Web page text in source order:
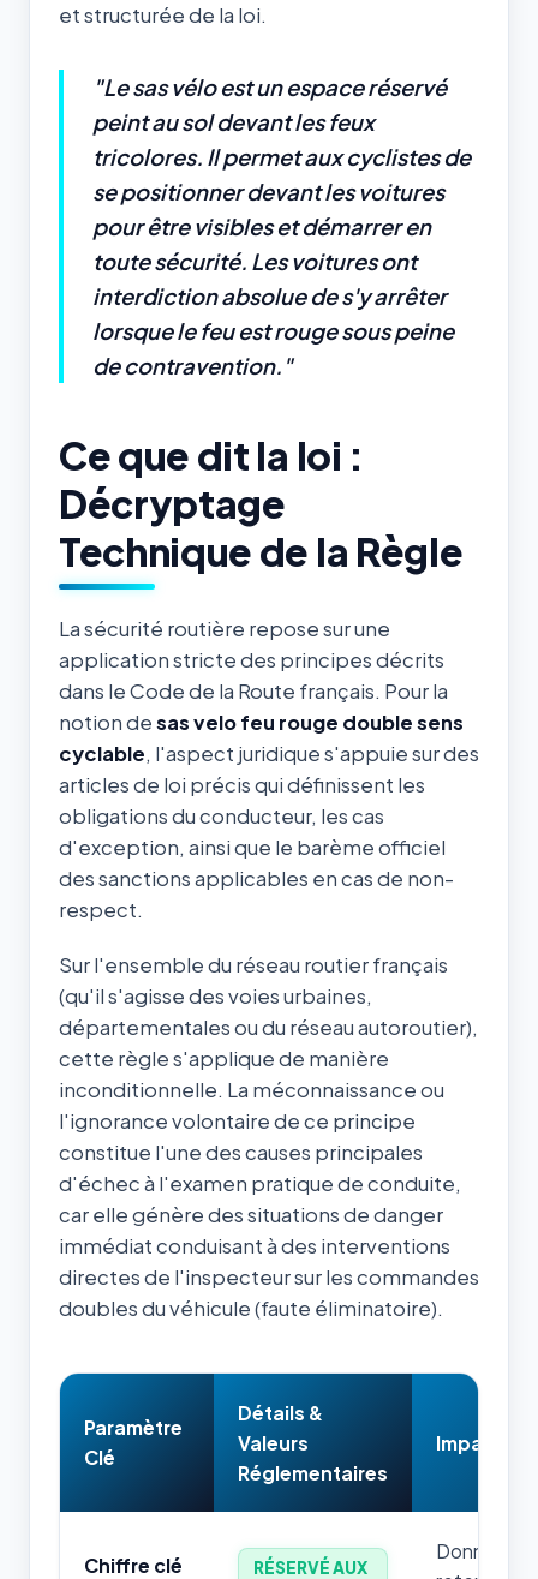
et structurée de la loi.
"Le sas vélo est un espace réservé
peint au sol devant les feux
tricolores. Il permet aux cyclistes de
se positionner devant les voitures
pour être visibles et démarrer en
toute sécurité. Les voitures ont
interdiction absolue de s'y arrêter
lorsque le feu est rouge sous peine
de contravention."
Ce que dit la loi :
Décryptage
Technique de la Règle
La sécurité routière repose sur une
application stricte des principes décrits
dans le Code de la Route français. Pour la
notion desas velo feu rouge double sens
cyclable, l'aspect juridique s'appuie sur des
articles de loi précis qui définissent les
obligations du conducteur, les cas
d'exception, ainsi que le barème officiel
des sanctions applicables en cas de non-
respect.
Sur l'ensemble du réseau routier français
(qu'il s'agisse des voies urbaines,
départementales ou du réseau autoroutier),
cette règle s'applique de manière
inconditionnelle. La méconnaissance ou
l'ignorance volontaire de ce principe
constitue l'une des causes principales
d'échec à l'examen pratique de conduite,
car elle génère des situations de danger
immédiat conduisant à des interventions
directes de l'inspecteur sur les commandes
doubles du véhicule (faute éliminatoire).
Paramètre
Clé
Détails &
Valeurs
Réglementaires
Impact &
Chiffre clé RÉSERVÉ AUX
Donnée